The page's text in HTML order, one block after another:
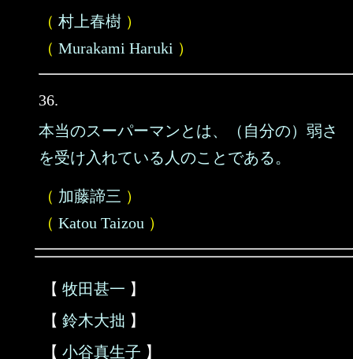
（ 村上春樹 ）
（ Murakami Haruki ）
36.
本当のスーパーマンとは、（自分の）弱さ
を受け入れている人のことである。
（ 加藤諦三 ）
（ Katou Taizou ）
【 牧田甚一 】
【 鈴木大拙 】
【 小谷真生子 】